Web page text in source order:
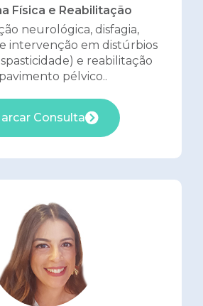
Física e Reabilitação
neurológica, disfagia,
intervenção em distúrbios
e reabilitação
pélvico..
Consulta